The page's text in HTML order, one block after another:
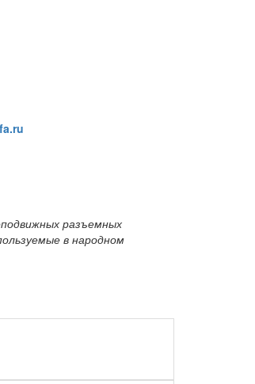
разъемных
в народном